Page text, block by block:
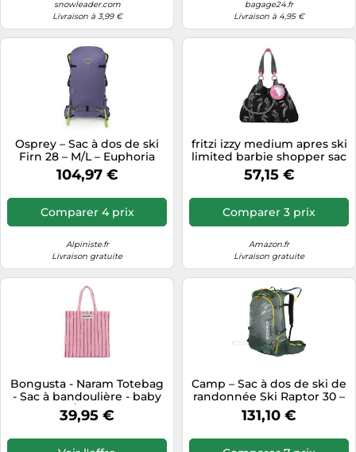
Taille-haies
Techniques de mesure
Textiles de maison
Tondeuses
Tronçonneuses
Tuyaux d'arrosage
Éclairage
Éviers
Informatique
Jeux électroniques
Lave-linge
Machines à coudre
Montres connectées
Objectifs photo
Ordinateurs portables
Photo
Plaques de cuisson
Reflex numériques
Robots de cuisine
Réfrigérateurs
Smartphones
Sèche-linge
Tondeuses cheveux & barbe
Téléphonie
Téléviseurs
Vélos biking
Vêtements de sport
Équipement outdoor
snowleader.com
Livraison à 3,99 €
bagage24.fr
Livraison à 4,95 €
Osprey – Sac à dos de ski
Firn 28 – M/L – Euphoria
Purple
104,97 €
Comparer 4 prix
Alpiniste.fr
Livraison gratuite
fritzi izzy medium apres ski
limited barbie shopper sac
épaule femme noir bouton
pression 30 x 43 x 16 cm
57,15 €
Comparer 3 prix
Amazon.fr
Livraison gratuite
Bongusta - Naram Totebag
- Sac à bandoulière - baby
pink / ski patrol
39,95 €
Camp – Sac à dos de ski de
randonnée Ski Raptor 30 –
30 L – Vert forêt – Homme
131,10 €